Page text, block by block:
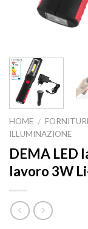
HOME /
ILLUMINAZIONE
DEMA LED
lavoro 3W